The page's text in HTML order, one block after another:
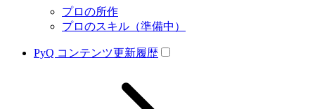
プロの所作
プロのスキル（準備中）
PyQ コンテンツ更新履歴